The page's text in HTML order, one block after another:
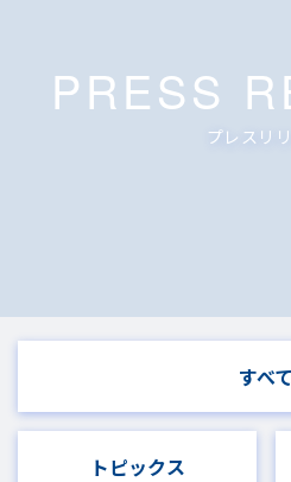
PRESS
プレスリ
すべて
トピックス